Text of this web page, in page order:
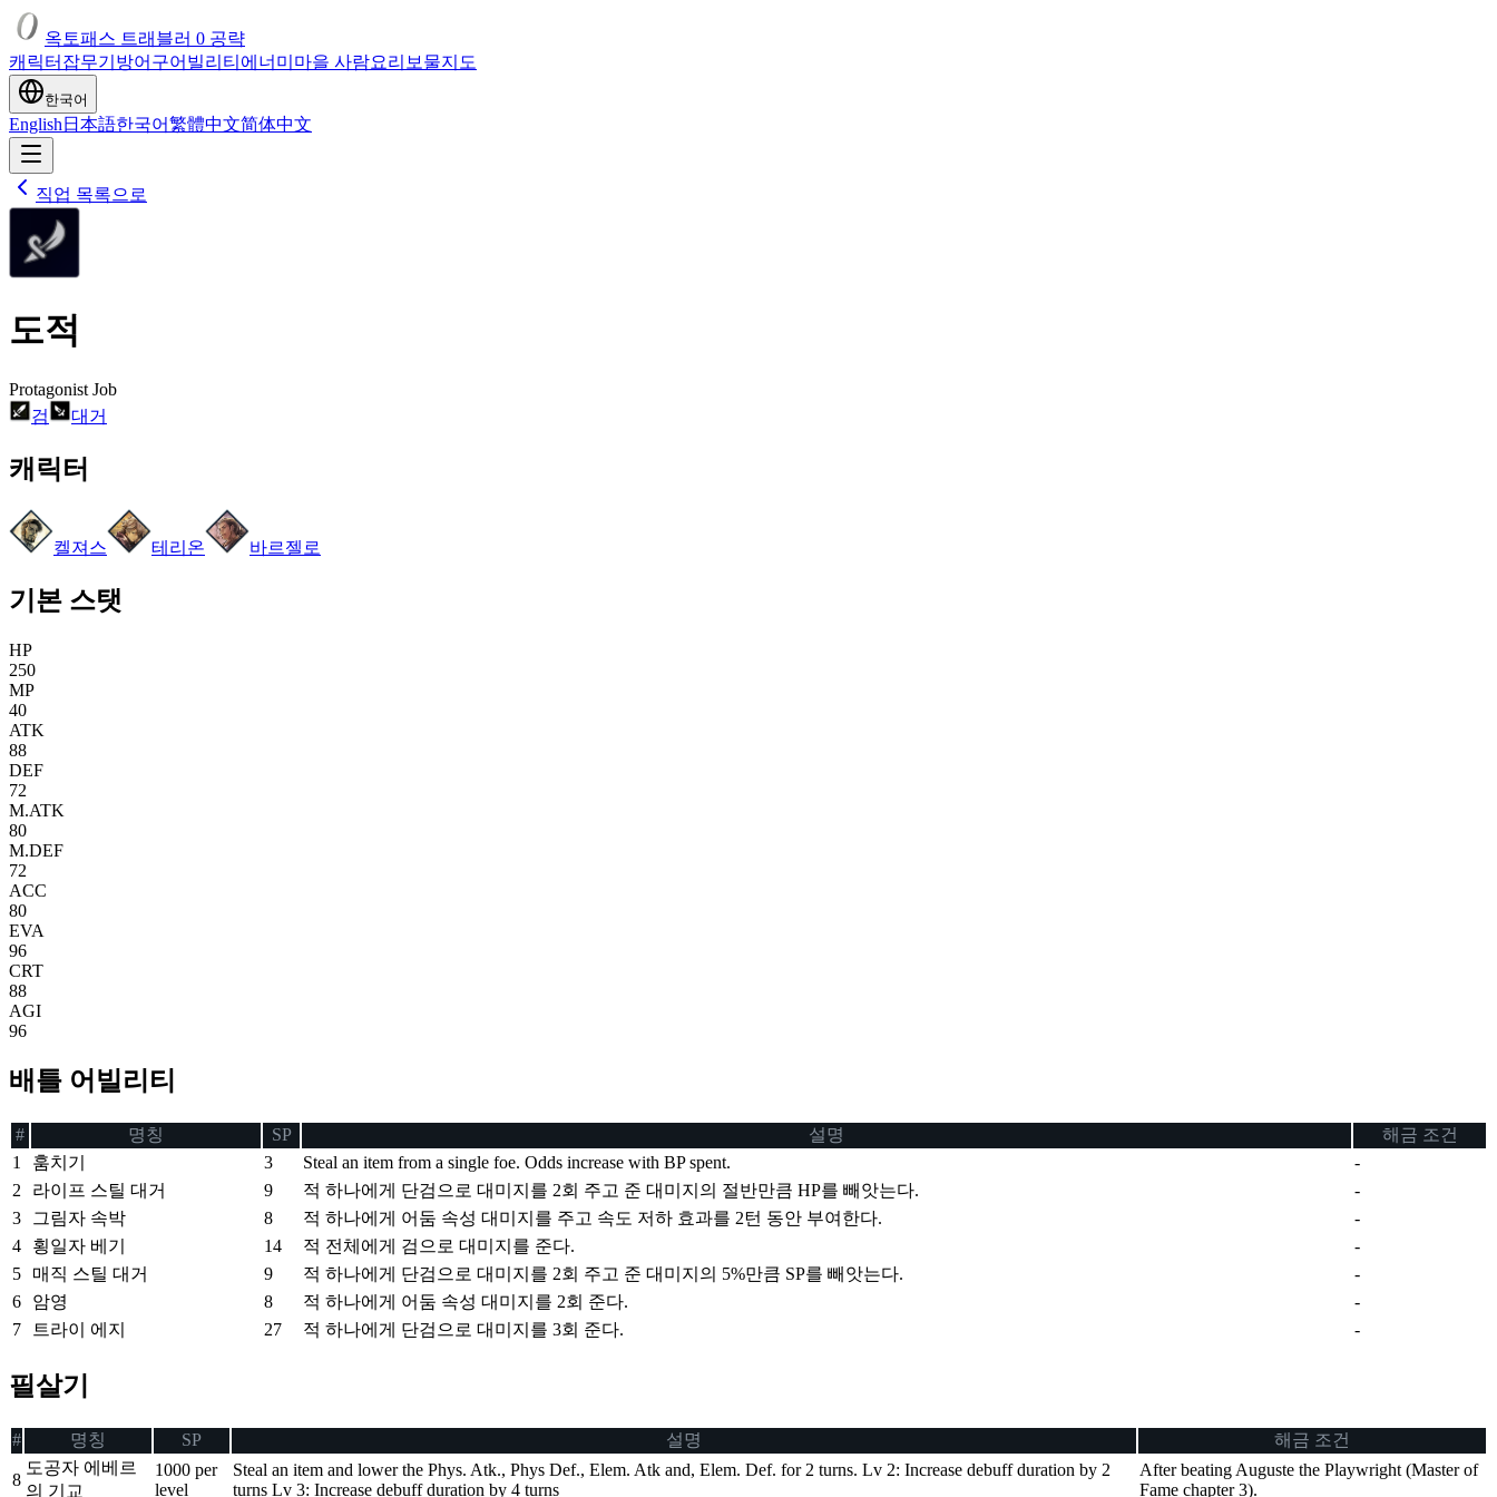
옥토패스 트래블러 0 공략
캐릭터 잡무기 방어구어빌리티 에너미 마을 사람요리 보물지도
한국어
English 日本語한국어繁體中文简体中文
직업 목록으로
도적
Protagonist Job
검
대거
캐릭터
켈져스 테리온 바르젤로
기본 스탯
HP
250
MP
40
ATK
88
DEF
72
M.ATK
80
M.DEF
72
ACC
80
EVA
96
CRT
88
AGI
96
배틀 어빌리티
# 명칭 SP 설명
해금 조건
1
훔치기 3 Steal an item from a single foe. Odds increase with BP spent.
-
2
라이프 스틸 대거 9 적 하나에게 단검으로 대미지를 2회 주고 준 대미지의 절반만큼 HP를 빼앗는다.
-
3
그림자 속박 8 적 하나에게 어둠 속성 대미지를 주고 속도 저하 효과를 2턴 동안 부여한다.
-
4
횡일자 베기 14 적 전체에게 검으로 대미지를 준다.
-
5
매직 스틸 대거 9 적 하나에게 단검으로 대미지를 2회 주고 준 대미지의 5%만큼 SP를 빼앗는다.
-
6
암영 8 적 하나에게 어둠 속성 대미지를 2회 준다.
-
7
트라이 에지 27 적 하나에게 단검으로 대미지를 3회 준다. -
필살기
# 명칭 SP 설명 해금 조건
8
도공자 에베르
의 기교
1000 per
level
Steal an item and lower the Phys. Atk., Phys Def., Elem. Atk and, Elem. Def. for 2 turns. Lv 2: Increase debuff duration by 2
turns Lv 3: Increase debuff duration by 4 turns
After beating Auguste the Playwright (Master of
Fame chapter 3).